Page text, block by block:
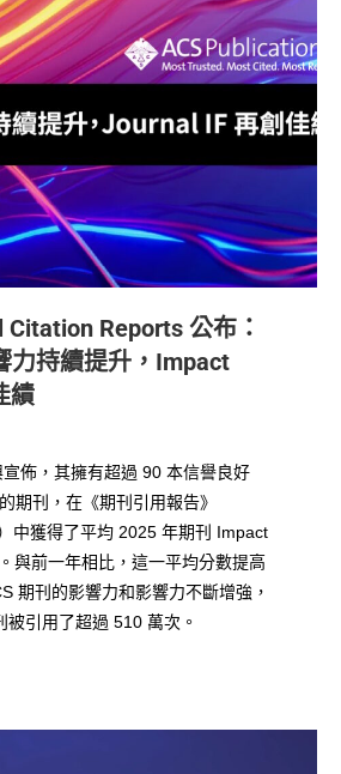
Reports 公布：
力持續提升，Impact
績
佈，其擁有超過 90 本信譽良好
期刊，在《期刊引用報告》
中獲得了平均 2025 年期刊 Impact
與前一年相比，這一平均分數提高
期刊的影響力和影響力不斷增強，
被引用了超過 510 萬次。